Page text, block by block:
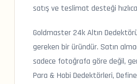
satış ve teslimat desteği
Goldmaster 24k Altın
gereken bir üründür. Satın
sadece fotoğrafa göre değil,
Para & Hobi Dedektörleri,